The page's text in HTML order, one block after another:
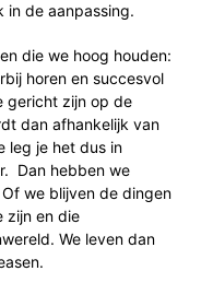
in de aanpassing.
die we hoog houden:
horen en succesvol
gericht zijn op de
dan afhankelijk van
leg je het dus in
Dan hebben we
we blijven de dingen
zijn en die
We leven dan